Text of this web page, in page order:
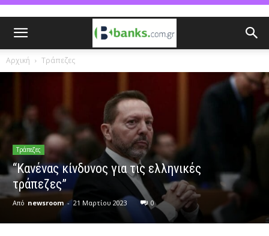
Αρχική Τράπεζες
Τράπεζες
“Κανένας κίνδυνος για τις ελληνικές
τράπεζες”
Από newsroom - 21 Μαρτίου 2023 0